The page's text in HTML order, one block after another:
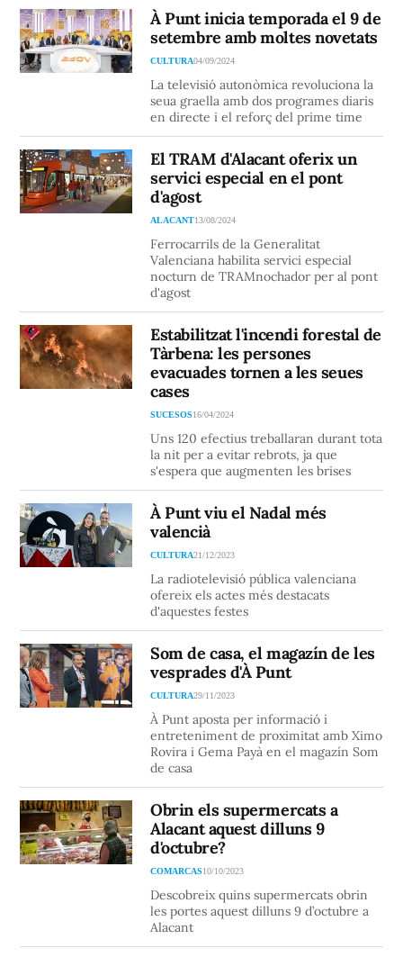
À Punt inicia temporada el 9 de
setembre amb moltes novetats
CULTURA04/09/2024
La televisió autonòmica revoluciona la
seua graella amb dos programes diaris
en directe i el reforç del prime time
El TRAM d'Alacant oferix un
servici especial en el pont
d'agost
ALACANT13/08/2024
Ferrocarrils de la Generalitat
Valenciana habilita servici especial
nocturn de TRAMnochador per al pont
d'agost
Estabilitzat l'incendi forestal de
Tàrbena: les persones
evacuades tornen a les seues
cases
SUCESOS16/04/2024
Uns 120 efectius treballaran durant tota
la nit per a evitar rebrots, ja que
s'espera que augmenten les brises
À Punt viu el Nadal més
valencià
CULTURA21/12/2023
La radiotelevisió pública valenciana
ofereix els actes més destacats
d'aquestes festes
Som de casa, el magazín de les
vesprades d'À Punt
CULTURA29/11/2023
À Punt aposta per informació i
entreteniment de proximitat amb Ximo
Rovira i Gema Payà en el magazín Som
de casa
Obrin els supermercats a
Alacant aquest dilluns 9
d'octubre?
COMARCAS10/10/2023
Descobreix quins supermercats obrin
les portes aquest dilluns 9 d’octubre a
Alacant